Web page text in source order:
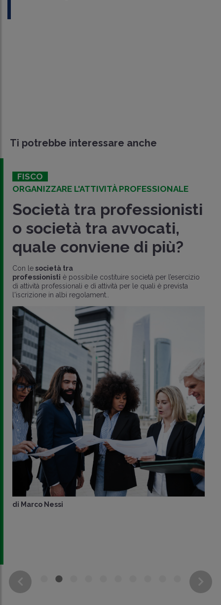
Ti potrebbe interessare anche
FISCO
ORGANIZZARE L'ATTIVITÀ PROFESSIONALE
Società tra professionisti
o società tra avvocati,
quale conviene di più?
Con le società tra
professionisti è possibile costituire società per l’esercizio
di attività professionali e di attività per le quali è prevista
l'iscrizione in albi regolament..
di Marco Nessi